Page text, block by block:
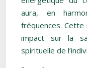
aura, en
fréquences.
impact sur la
spirituelle de